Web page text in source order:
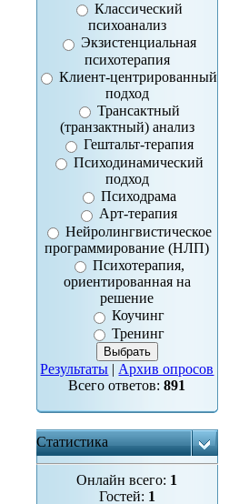
Классический
психоанализ
Экзистенциальная
психотерапия
Клиент-центрированный
подход
Трансактный
(транзактный) анализ
Гештальт-терапия
Психодинамический
подход
Психодрама
Арт-терапия
Нейролингвистическое
программирование (НЛП)
Психотерапия,
ориентированная на
решение
Коучинг
Тренинг
Результаты | Архив опросов
Всего ответов:891
Статистика
Онлайн всего: 1
Гостей: 1